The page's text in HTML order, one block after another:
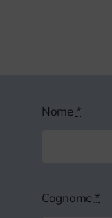
Nome *
Cognome *